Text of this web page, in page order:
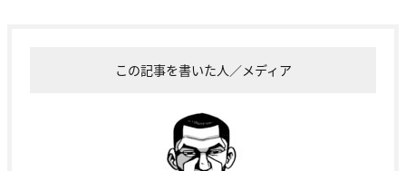
この記事を書いた人／メディア